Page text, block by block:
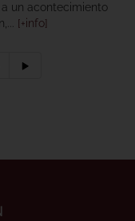
un acontecimiento
[+info]